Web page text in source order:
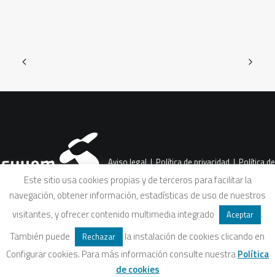
Aviso legal|Política de privacidad|Política de
Este sitio usa cookies propias y de terceros para facilitar la
navegación, obtener información, estadísticas de uso de nuestros
visitantes, y ofrecer contenido multimedia integrado
Aceptar
.
También puede
Rechazar
la instalación de cookies clicando en
Configurar cookies. Para más información consulte nuestraPolítica
de cookies